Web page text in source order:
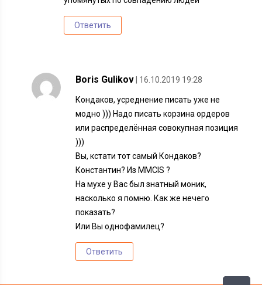
Ответить
Boris Gulikov | 16.10.2019 19:28
Кондаков, усреднение писать уже не
модно ))) Надо писать корзина ордеров
или распределённая совокупная позиция
)))
Вы, кстати тот самый Кондаков?
Константин? Из MMCIS ?
На мухе у Вас был знатный моник,
насколько я помню. Как же нечего
показать?
Или Вы однофамилец?
Ответить